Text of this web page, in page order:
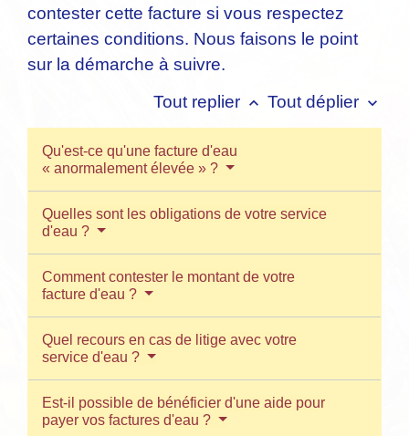
contester cette facture si vous respectez
certaines conditions. Nous faisons le point
sur la démarche à suivre.
Tout replier keyboard_arrow_up Tout déplier keyboard_arrow_down
Qu'est-ce qu'une facture d'eau
« anormalement élevée » ?
Quelles sont les obligations de votre service
d'eau ?
Comment contester le montant de votre
facture d'eau ?
Quel recours en cas de litige avec votre
service d'eau ?
Est-il possible de bénéficier d'une aide pour
payer vos factures d'eau ?